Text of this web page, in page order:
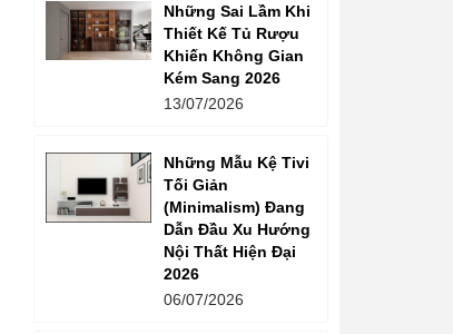
Những Sai Lầm Khi
Thiết Kế Tủ Rượu
Khiến Không Gian
Kém Sang 2026
13/07/2026
Những Mẫu Kệ Tivi
Tối Giản
(Minimalism) Đang
Dẫn Đầu Xu Hướng
Nội Thất Hiện Đại
2026
06/07/2026